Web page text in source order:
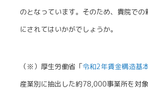
のとなっています。そのため、貴院での
にされてはいかがでしょうか。
（※）厚生労働省「令和2年賃金構造基
産業別に抽出した約78,000事業所を対